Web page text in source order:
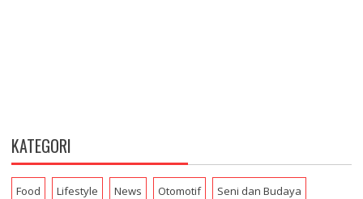
KATEGORI
Food Lifestyle News Otomotif Seni dan Budaya